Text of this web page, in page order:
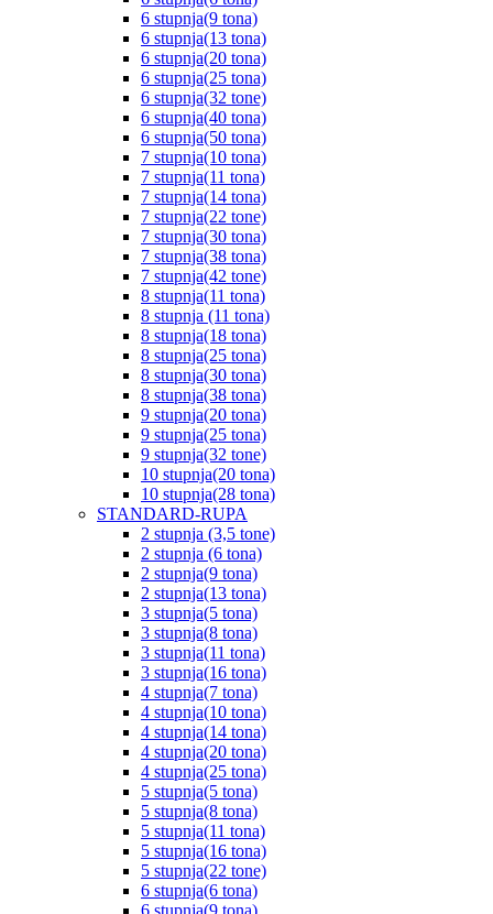
6 stupnja(9 tona)
6 stupnja(13 tona)
6 stupnja(20 tona)
6 stupnja(25 tona)
6 stupnja(32 tone)
6 stupnja(40 tona)
6 stupnja(50 tona)
7 stupnja(10 tona)
7 stupnja(11 tona)
7 stupnja(14 tona)
7 stupnja(22 tone)
7 stupnja(30 tona)
7 stupnja(38 tona)
7 stupnja(42 tone)
8 stupnja(11 tona)
8 stupnja (11 tona)
8 stupnja(18 tona)
8 stupnja(25 tona)
8 stupnja(30 tona)
8 stupnja(38 tona)
9 stupnja(20 tona)
9 stupnja(25 tona)
9 stupnja(32 tone)
10 stupnja(20 tona)
10 stupnja(28 tona)
STANDARD-RUPA
2 stupnja (3,5 tone)
2 stupnja (6 tona)
2 stupnja(9 tona)
2 stupnja(13 tona)
3 stupnja(5 tona)
3 stupnja(8 tona)
3 stupnja(11 tona)
3 stupnja(16 tona)
4 stupnja(7 tona)
4 stupnja(10 tona)
4 stupnja(14 tona)
4 stupnja(20 tona)
4 stupnja(25 tona)
5 stupnja(5 tona)
5 stupnja(8 tona)
5 stupnja(11 tona)
5 stupnja(16 tona)
5 stupnja(22 tone)
6 stupnja(6 tona)
6 stupnja(9 tona)